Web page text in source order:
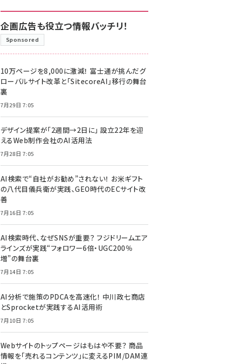
企画広告も役立つ情報バッチリ！
Sponsored
10万ページを8,000に激減！ 富士通が挑んだグ
ローバルサイト改革と「SitecoreAI」移行の舞台
裏
7月29日 7:05
デザイン提案が「2週間→2日に」 設立22年を迎
えるWeb制作会社のAI活用法
7月28日 7:05
AI検索で“自社がお勧め”されない！ お米ギフト
の八代目儀兵衛が実践、GEO時代のECサイト改
善
7月16日 7:05
AI検索時代、なぜSNSが重要？ フジドリームエア
ラインズが実践“フォロワー6倍・UGC200％
増”の舞台裏
7月14日 7:05
AI分析で施策のPDCAを高速化！ 中川政七商店
とSprocketが実践するAI活用術
7月10日 7:05
Webサイトのトップページはもはや不要？ 商品
情報を「売れるコンテンツ」に変えるPIM/DAM連